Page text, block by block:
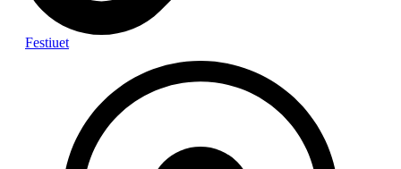
Festiuet